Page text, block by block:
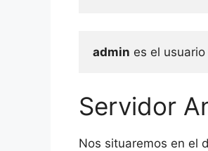
admin es el
Servidor
Nos situaremos en el